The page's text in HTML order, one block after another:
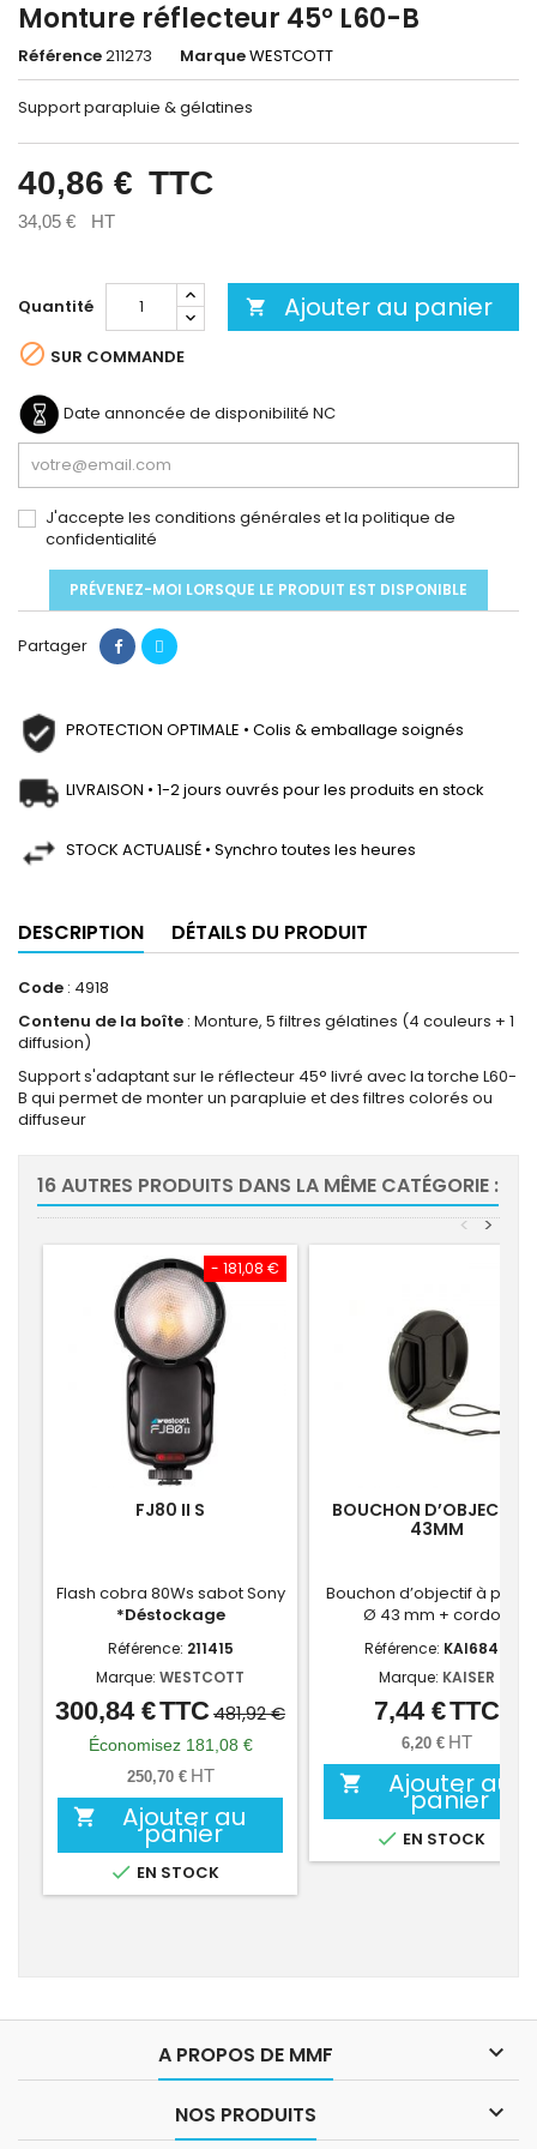
Monture réflecteur 45° L60-B
Référence211273 MarqueWESTCOTT
Support parapluie & gélatines
40,86 € TTC
34,05 € HT
Quantité  Ajouter au panier
 SUR COMMANDE
Date annoncée de disponibilité NC
J'accepte les conditions générales et la politique de
confidentialité
PRÉVENEZ-MOI LORSQUE LE PRODUIT EST DISPONIBLE
Partager
PROTECTION OPTIMALE • Colis & emballage soignés
LIVRAISON • 1-2 jours ouvrés pour les produits en stock
STOCK ACTUALISÉ • Synchro toutes les heures
DESCRIPTION DÉTAILS DU PRODUIT
Code : 4918
Contenu de la boîte : Monture, 5 filtres gélatines (4 couleurs + 1
diffusion)
Support s'adaptant sur le réflecteur 45° livré avec la torche L60-
B qui permet de monter un parapluie et des filtres colorés ou
diffuseur
16 AUTRES PRODUITS DANS LA MÊME CATÉGORIE :
>
<
- 181,08 €
FJ80 II S
Flash cobra 80Ws sabot Sony
*Déstockage
Référence: 211415
Marque: WESTCOTT
Prix
Prix
de
base
300,84 €TTC481,92 €
Économisez 181,08 €
250,70 € HT
 Ajouter au
panier
 EN STOCK
BOUCHON D’OBJECTIF
43MM
Bouchon d’objectif à
Ø 43 mm + cordon
Référence: KAI6847
Marque: KAISER
Prix
7,44 €TTC
6,20 € HT
 Ajouter au
panier
 EN STOCK
A PROPOS DE MMF 
NOS PRODUITS 